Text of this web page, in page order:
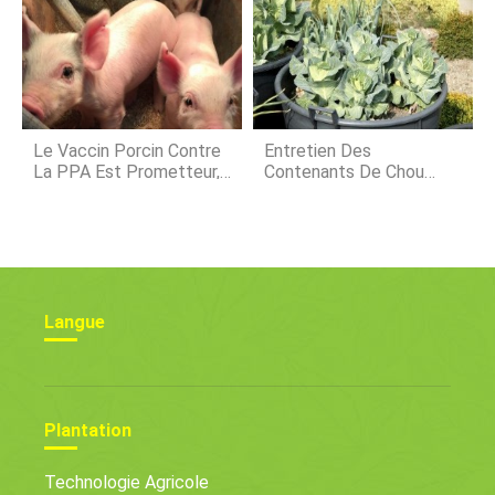
Le Vaccin Porcin Contre
La PPA Est Prometteur,
Entretien Des
Contenants De Chou
Langue
Plantation
Technologie Agricole